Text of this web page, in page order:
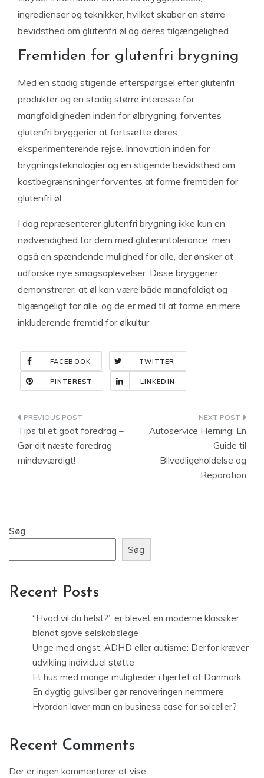
ingredienser og teknikker, hvilket skaber en større
bevidsthed om glutenfri øl og deres tilgængelighed.
Fremtiden for glutenfri brygning
Med en stadig stigende efterspørgsel efter glutenfri
produkter og en stadig større interesse for
mangfoldigheden inden for ølbrygning, forventes
glutenfri bryggerier at fortsætte deres
eksperimenterende rejse. Innovation inden for
brygningsteknologier og en stigende bevidsthed om
kostbegrænsninger forventes at forme fremtiden for
glutenfri øl.
I dag repræsenterer glutenfri brygning ikke kun en
nødvendighed for dem med glutenintolerance, men
også en spændende mulighed for alle, der ønsker at
udforske nye smagsoplevelser. Disse bryggerier
demonstrerer, at øl kan være både mangfoldigt og
tilgængeligt for alle, og de er med til at forme en mere
inkluderende fremtid for ølkultur
FACEBOOK TWITTER
PINTEREST LINKEDIN
Indlægsnavigation
Tips til et godt foredrag –
Gør dit næste foredrag
mindeværdigt!
Autoservice Herning: En
Guide til
Bilvedligeholdelse og
Reparation
Søg
Søg
Recent Posts
“Hvad vil du helst?” er blevet en moderne klassiker
blandt sjove selskabslege
Unge med angst, ADHD eller autisme: Derfor kræver
udvikling individuel støtte
Et hus med mange muligheder i hjertet af Danmark
En dygtig gulvsliber gør renoveringen nemmere
Hvordan laver man en business case for solceller?
Recent Comments
Der er ingen kommentarer at vise.